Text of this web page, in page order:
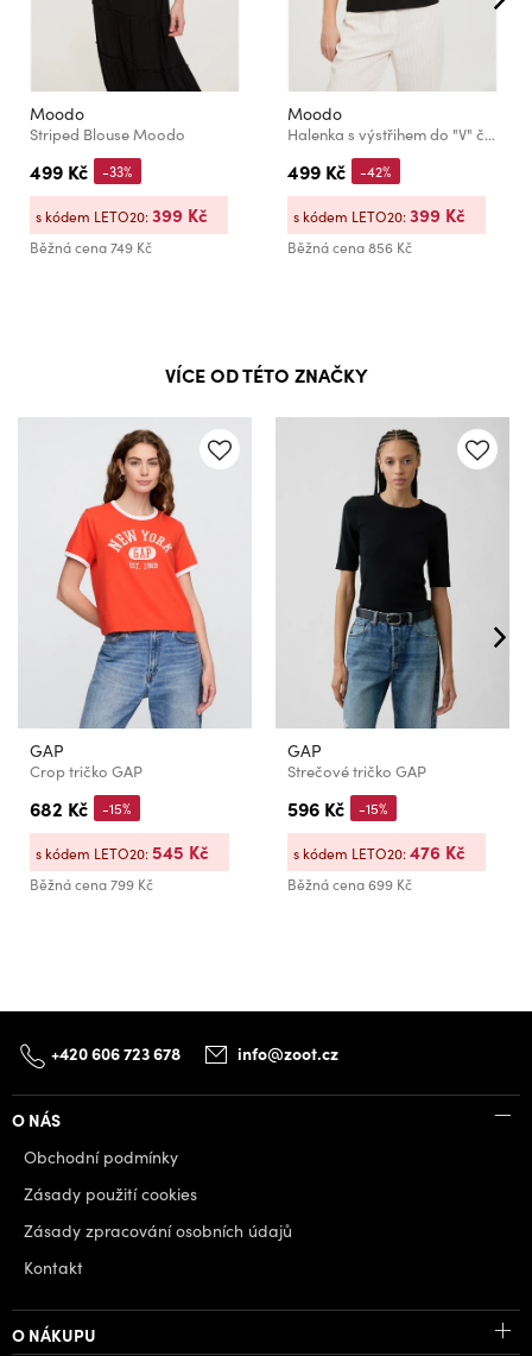
Moodo
Striped Blouse Moodo
499 Kč
Běžná cena749 Kč
-33%
s kódem LETO20:399 Kč
Moodo
Halenka s výstřihem do "V" černá Moodo
499 Kč
Běžná cena856 Kč
-42%
s kódem LETO20:399 Kč
VÍCE OD TÉTO ZNAČKY
GAP
Crop tričko GAP
682 Kč
Běžná cena799 Kč
-15%
s kódem LETO20:545 Kč
GAP
Strečové tričko GAP
596 Kč
Běžná cena699 Kč
-15%
s kódem LETO20:476 Kč
+420 606 723 678 info@zoot.cz
O NÁS
Obchodní podmínky
Zásady použití cookies
Zásady zpracování osobních údajů
Kontakt
O NÁKUPU